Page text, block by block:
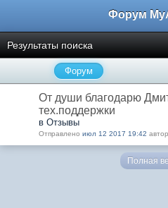
Результаты поиска
Форум
От души благодарю
тех.поддержки
в Отзывы
Отправлено июл 12 2017 19:42
Полная